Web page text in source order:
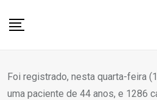
Foi registrado, nesta quarta-feira
uma paciente de 44 anos, e 1286